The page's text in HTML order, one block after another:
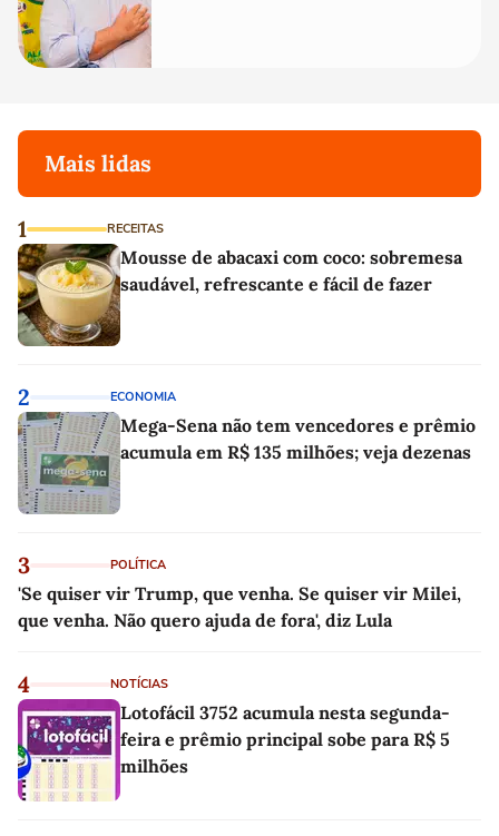
Mais lidas
1 RECEITAS
Mousse de abacaxi com coco: sobremesa
saudável, refrescante e fácil de fazer
2 ECONOMIA
Mega-Sena não tem vencedores e prêmio
acumula em R$ 135 milhões; veja dezenas
3 POLÍTICA
'Se quiser vir Trump, que venha. Se quiser vir Milei,
que venha. Não quero ajuda de fora', diz Lula
4 NOTÍCIAS
Lotofácil 3752 acumula nesta segunda-
feira e prêmio principal sobe para R$ 5
milhões